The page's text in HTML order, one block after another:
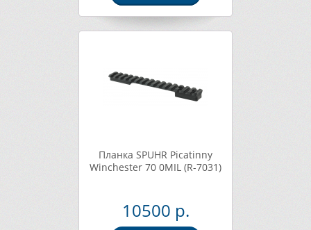
Планка SPUHR Picatinny
Winchester 70 0MIL (R-7031)
10500 р.